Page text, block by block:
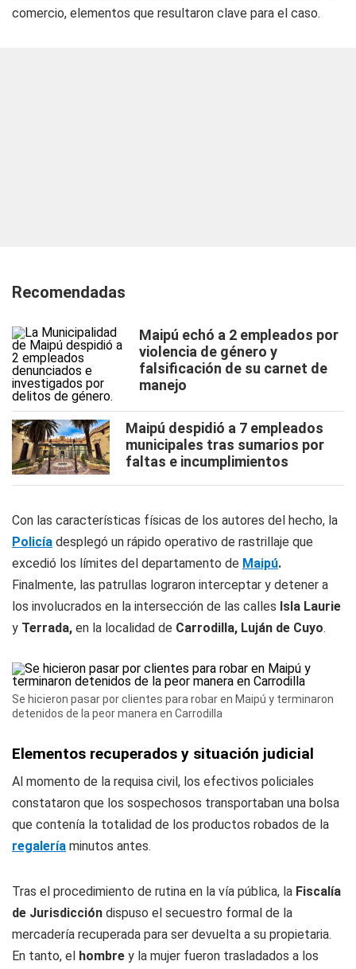
comercio, elementos que resultaron clave para el caso.
Recomendadas
Maipú echó a 2 empleados por
violencia de género y
falsificación de su carnet de
manejo
Maipú despidió a 7 empleados
municipales tras sumarios por
faltas e incumplimientos
Con las características físicas de los autores del hecho, la
Policía desplegó un rápido operativo de rastrillaje que
excedió los límites del departamento de Maipú.
Finalmente, las patrullas lograron interceptar y detener a
los involucrados en la intersección de las calles Isla Laurie
y Terrada, en la localidad de Carrodilla, Luján de Cuyo.
Se hicieron pasar por clientes para robar en Maipú y terminaron
detenidos de la peor manera en Carrodilla
Elementos recuperados y situación judicial
Al momento de la requisa civil, los efectivos policiales
constataron que los sospechosos transportaban una bolsa
que contenía la totalidad de los productos robados de la
regalería minutos antes.
Tras el procedimiento de rutina en la vía pública, la Fiscalía
de Jurisdicción dispuso el secuestro formal de la
mercadería recuperada para ser devuelta a su propietaria.
En tanto, el hombre y la mujer fueron trasladados a los